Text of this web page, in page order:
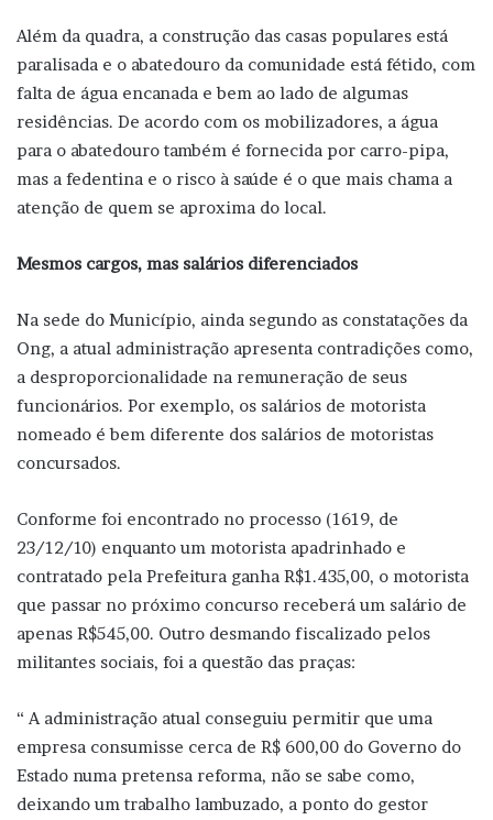
Além da quadra, a construção das casas populares está
paralisada e o abatedouro da comunidade está fétido, com
falta de água encanada e bem ao lado de algumas
residências. De acordo com os mobilizadores, a água
para o abatedouro também é fornecida por carro-pipa,
mas a fedentina e o risco à saúde é o que mais chama a
atenção de quem se aproxima do local.
Mesmos cargos, mas salários diferenciados
Na sede do Município, ainda segundo as constatações da
Ong, a atual administração apresenta contradições como,
a desproporcionalidade na remuneração de seus
funcionários. Por exemplo, os salários de motorista
nomeado é bem diferente dos salários de motoristas
concursados.
Conforme foi encontrado no processo (1619, de
23/12/10) enquanto um motorista apadrinhado e
contratado pela Prefeitura ganha R$1.435,00, o motorista
que passar no próximo concurso receberá um salário de
apenas R$545,00. Outro desmando fiscalizado pelos
militantes sociais, foi a questão das praças:
“ A administração atual conseguiu permitir que uma
empresa consumisse cerca de R$ 600,00 do Governo do
Estado numa pretensa reforma, não se sabe como,
deixando um trabalho lambuzado, a ponto do gestor